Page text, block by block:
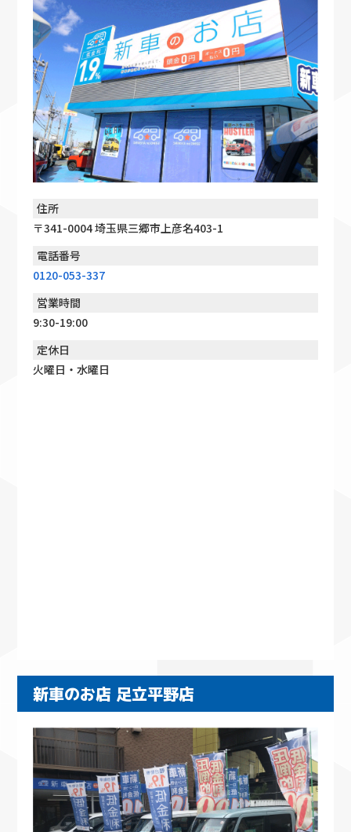
住所
〒341-0004 埼玉県三郷市上彦名403-1
電話番号
0120-053-337
営業時間
9:30-19:00
定休日
火曜日・水曜日
新車のお店 足立平野店